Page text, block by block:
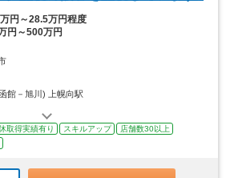
万円～28.5万円程度
円～500万円
館－旭川) 上幌向駅
取得実績有り スキルアップ
店舗数30以上